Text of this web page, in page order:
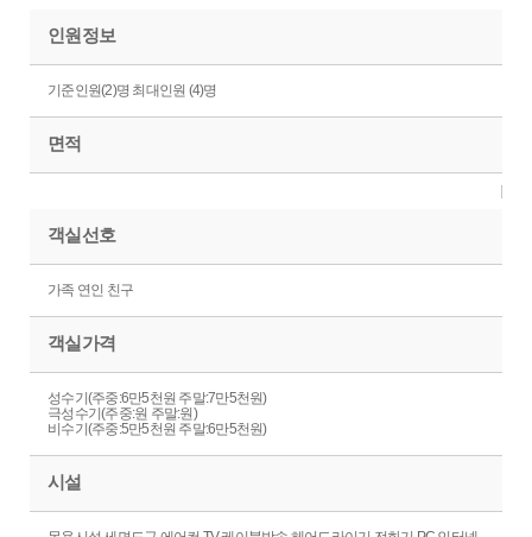
인원정보
기준인원(2)명 최대인원 (4)명
면적
객실선호
가족 연인 친구
객실가격
성수기(주중:6만5천원 주말:7만5천원)
극성수기(주중:원 주말:원)
비수기(주중:5만5천원 주말:6만5천원)
시설